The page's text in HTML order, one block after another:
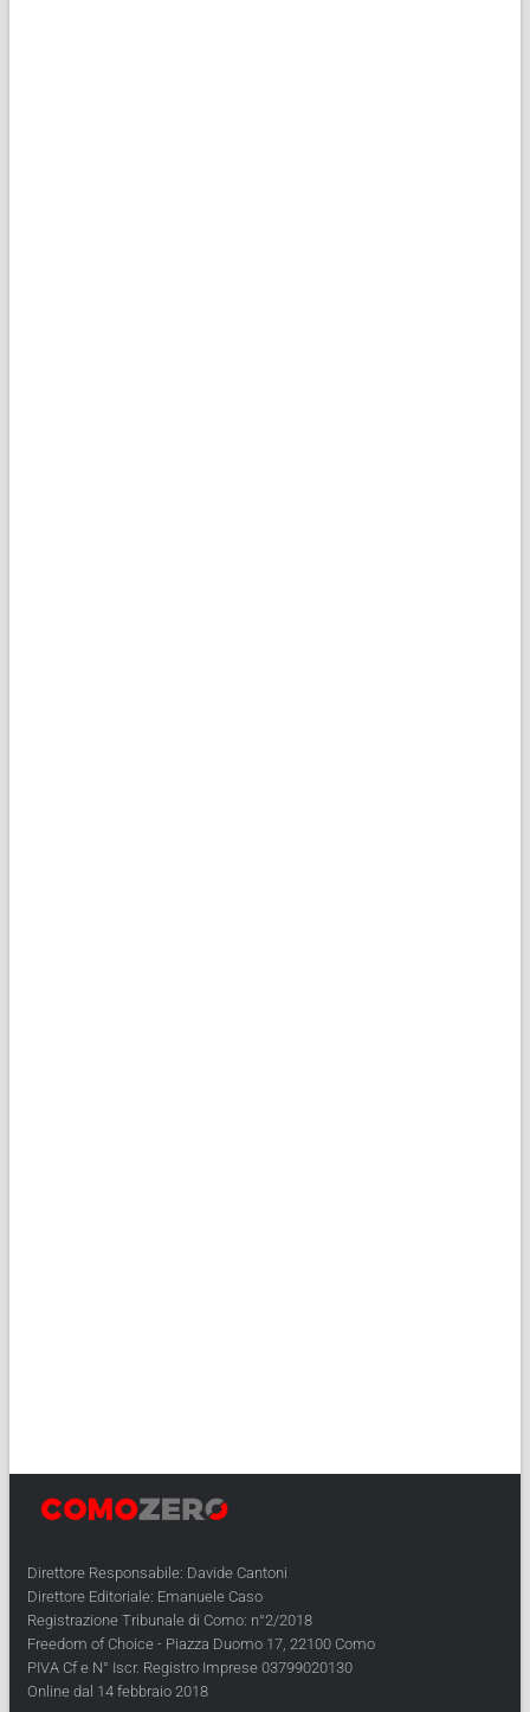
Direttore Responsabile: Davide Cantoni
Direttore Editoriale: Emanuele Caso
Registrazione Tribunale di Como: n°2/2018
Freedom of Choice - Piazza Duomo 17, 22100 Como
PIVA Cf e N° Iscr. Registro Imprese 03799020130
Online dal 14 febbraio 2018